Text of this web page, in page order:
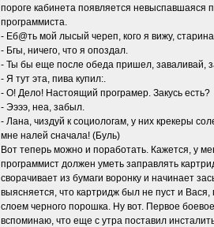
пороге кабинета появляется невыспавшаяся
программиста.
- Еб@ть мой лысый череп, кого я вижу,
- Бгы, ничего, что я опоздал.
- Ты бы еще после обеда пришел, заваливай,
- Я тут эта, пива купил:.
- О! Дело! Настоящий програмер. Закусь есть?
- Ээээ, неа, забыл.
- Лана, чиздуй к социологам, у них крекеры
мне налей сначала! (Буль)
Вот теперь можно и поработать. Кажется, у
программист должен уметь заправлять
сворачивает из бумаги воронку и начинает
выясняется, что картридж был не пуст и
слоем черного порошка. Ну вот. Первое
вспоминаю, что еще с утра поставил